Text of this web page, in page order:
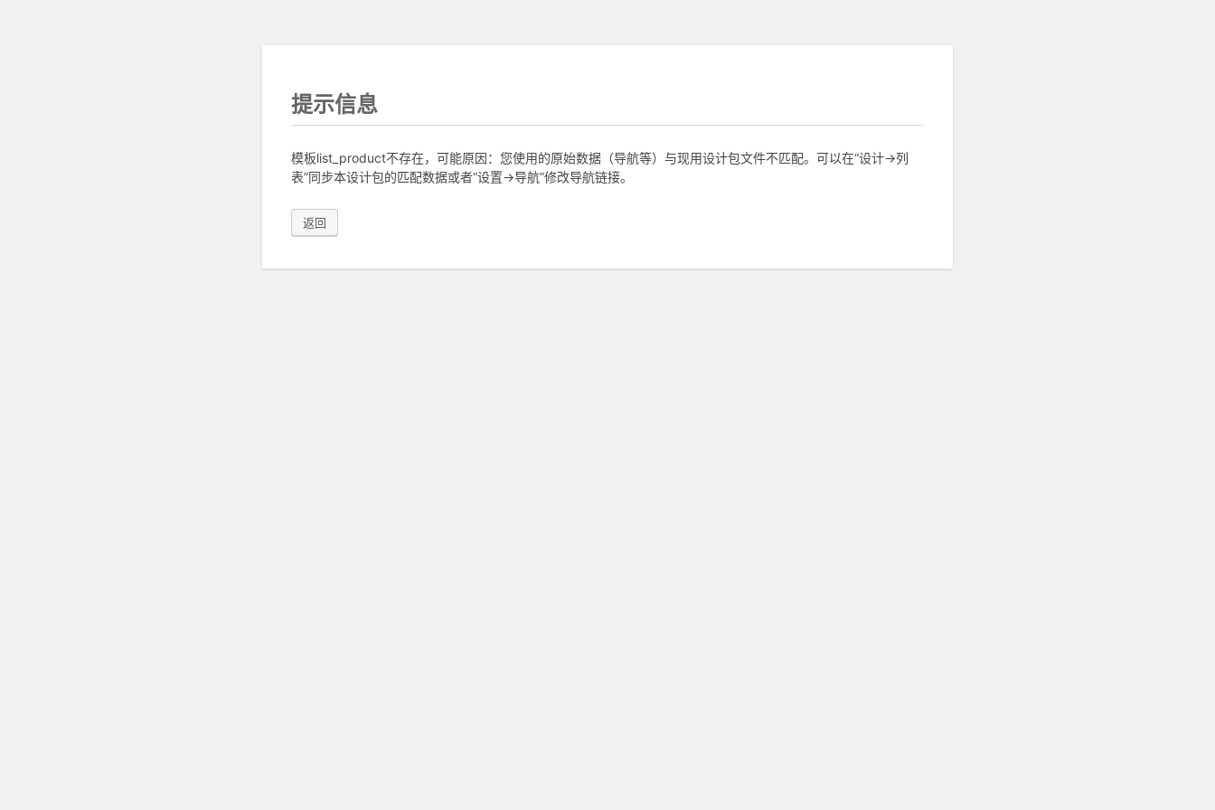
提示信息
模板list_product不存在，可能原因：您使用的原始数据（导航等）与现用设计包文件不匹配。可以在“设计->列
表”同步本设计包的匹配数据或者“设置->导航”修改导航链接。
返回